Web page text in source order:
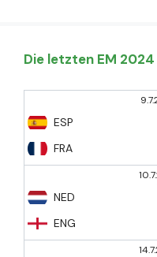
Die letzten EM 2024
ESP
FRA
NED
ENG